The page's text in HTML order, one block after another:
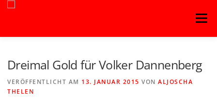
Zum
Menü
Dreimal Gold für Volker Dannenberg
VERÖFFENTLICHT AM 13. JANUAR 2015 VON ALJOSCHA
THELEN